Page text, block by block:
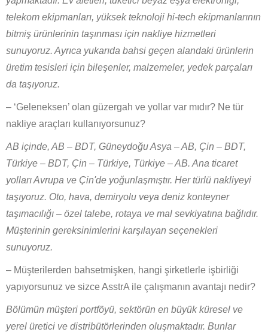
telekom ekipmanları, yüksek teknoloji hi-tech ekipmanlarının
bitmiş ürünlerinin taşınması için nakliye hizmetleri
sunuyoruz. Ayrıca yukarıda bahsi geçen alandaki ürünlerin
üretim tesisleri için bileşenler, malzemeler, yedek parçaları
da taşıyoruz.
– ‘Geleneksen’ olan güzergah ve yollar var mıdır? Ne tür
nakliye araçları kullanıyorsunuz?
AB içinde, AB – BDT, Güneydoğu Asya –AB, Çin – BDT,
Türkiye – BDT, Çin – Türkiye, Türkiye –AB. Ana ticaret
yolları Avrupa ve Çin'de yoğunlaşmıştır. Her türlü nakliyeyi
taşıyoruz. Oto, hava, demiryolu veya deniz konteyner
taşımacılığı – özel talebe, rotaya ve mal sevkiyatına bağlıdır.
Müşterinin gereksinimlerini karşılayan seçenekleri
sunuyoruz.
– Müşterilerden bahsetmişken, hangi şirketlerle işbirliği
yapıyorsunuz ve sizce AsstrA ile çalışmanın avantajı nedir?
Bölümün müşteri portföyü, sektörün en büyük küresel ve
yerel üretici ve distribütörlerinden oluşmaktadır. Bunlar